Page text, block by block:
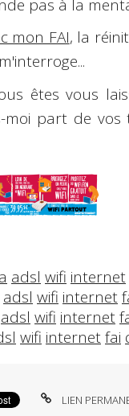
pas à la
mon FAI, la
êtes vous
moi part de vos
adsl wifi internet
adsl wifi internet
adsl wifi internet
wifi internetfai
LIEN